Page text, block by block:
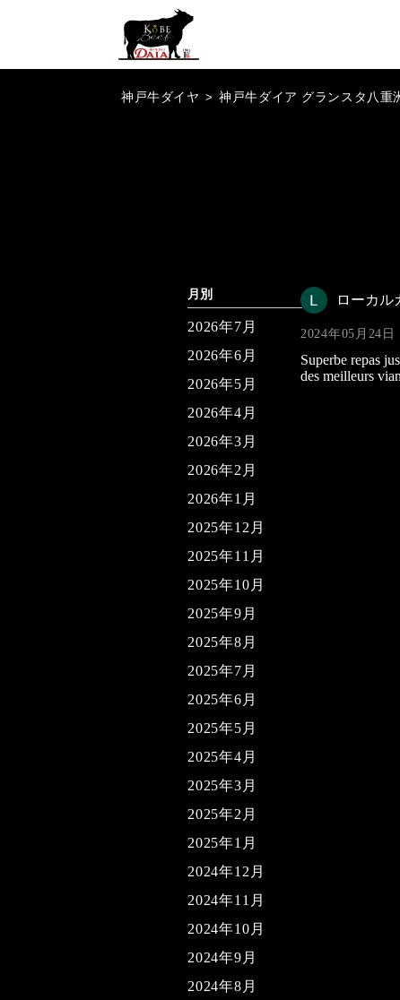
神戸牛ダイヤ > 神戸牛ダイア グランスタ八重
ローカル
2024年05月24日
Superbe repas
des meilleurs
月別
2026年7月
2026年6月
2026年5月
2026年4月
2026年3月
2026年2月
2026年1月
2025年12月
2025年11月
2025年10月
2025年9月
2025年8月
2025年7月
2025年6月
2025年5月
2025年4月
2025年3月
2025年2月
2025年1月
2024年12月
2024年11月
2024年10月
2024年9月
2024年8月